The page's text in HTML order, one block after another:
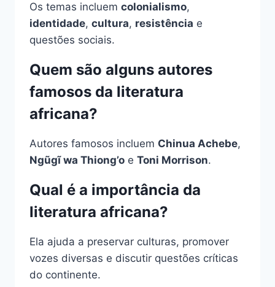
Os temas incluem colonialismo,
identidade, cultura, resistência e
questões sociais.
Quem são alguns autores
famosos da literatura
africana?
Autores famosos incluem Chinua Achebe,
Ngũgĩ wa Thiong’o e Toni Morrison.
Qual é a importância da
literatura africana?
Ela ajuda a preservar culturas, promover
vozes diversas e discutir questões críticas
do continente.